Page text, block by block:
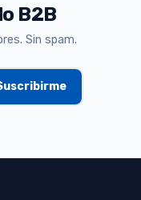
B2B
Sin spam.